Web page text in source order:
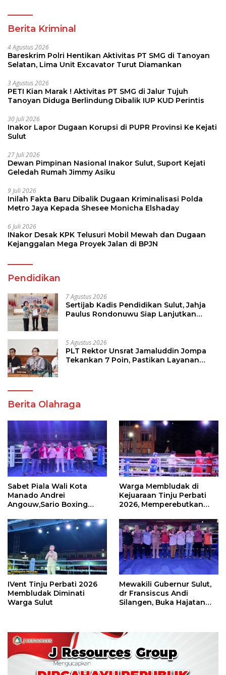
Berita Kriminal
4 Agustus 2026
Bareskrim Polri Hentikan Aktivitas PT SMG di Tanoyan
Selatan, Lima Unit Excavator Turut Diamankan
3 Agustus 2026
PETI Kian Marak ! Aktivitas PT SMG di Jalur Tujuh
Tanoyan Diduga Berlindung Dibalik IUP KUD Perintis
30 Juli 2026
Inakor Lapor Dugaan Korupsi di PUPR Provinsi Ke Kejati
Sulut
27 Juli 2026
Dewan Pimpinan Nasional Inakor Sulut, Suport Kejati
Geledah Rumah Jimmy Asiku
9 Juli 2026
Inilah Fakta Baru Dibalik Dugaan Kriminalisasi Polda
Metro Jaya Kepada Shesee Monicha Elshaday
6 Juli 2026
INakor Desak KPK Telusuri Mobil Mewah dan Dugaan
Kejanggalan Mega Proyek Jalan di BPJN
Pendidikan
7 Agustus 2026
Sertijab Kadis Pendidikan Sulut, Jahja
Paulus Rondonuwu Siap Lanjutkan
5 Agustus 2026
PLT Rektor Unsrat Jamaluddin Jompa
Tekankan 7 Poin, Pastikan Layanan
Berita Olahraga
Sabet Piala Wali Kota
Manado Andrei
Angouw,Sario Boxing
Perbati 2026
Warga Membludak di
Kejuaraan Tinju Perbati
2026, Memperebutkan
IVent Tinju Perbati 2026
Membludak Diminati
Warga Sulut
Mewakili Gubernur Sulut,
dr Fransiscus Andi
Silangen, Buka Hajatan